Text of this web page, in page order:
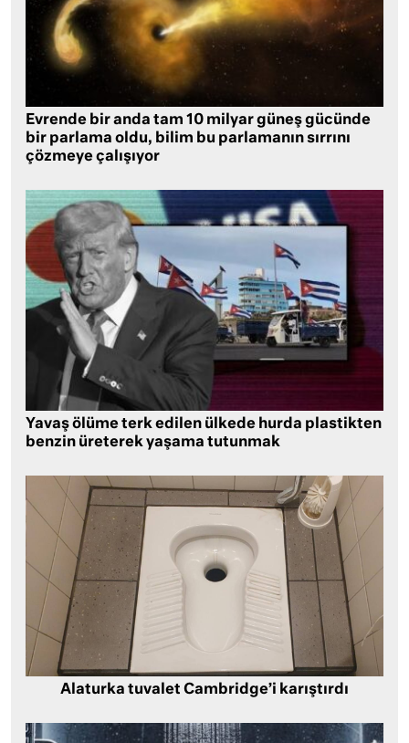
Evrende bir anda tam 10 milyar güneş gücünde
bir parlama oldu, bilim bu parlamanın sırrını
çözmeye çalışıyor
Yavaş ölüme terk edilen ülkede hurda plastikten
benzin üreterek yaşama tutunmak
Alaturka tuvalet Cambridge’i karıştırdı